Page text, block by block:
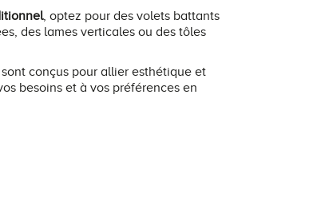
, optez pour des volets battants
des lames verticales ou des tôles
conçus pour allier esthétique et
besoins et à vos préférences en